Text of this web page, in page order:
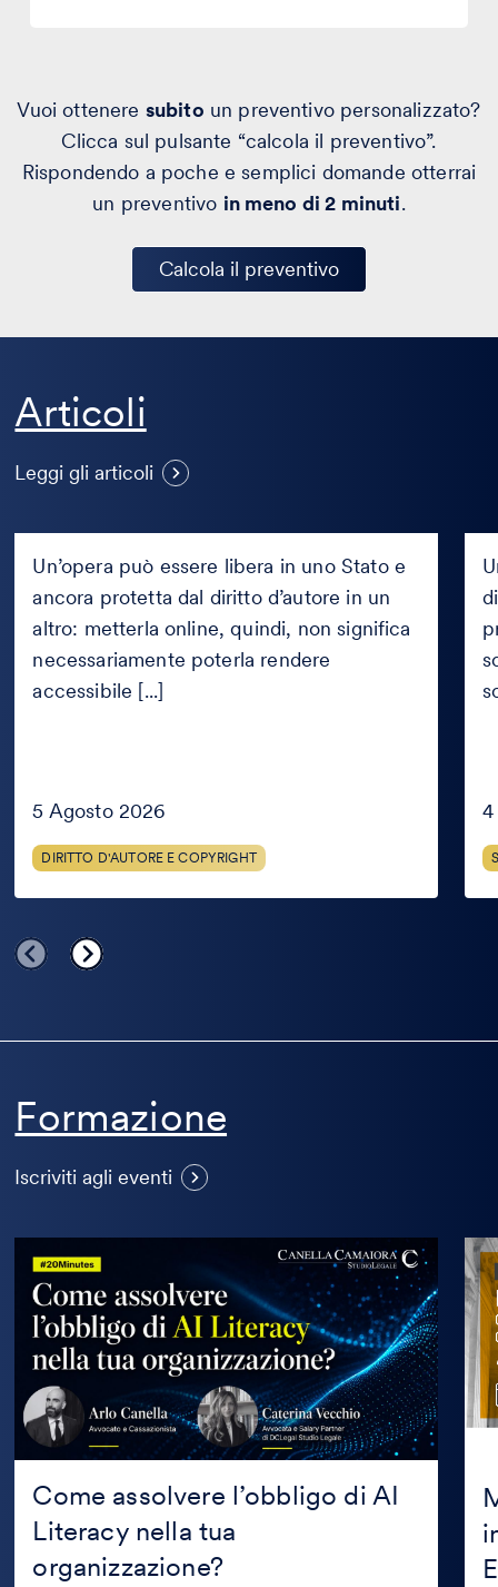
Vuoi ottenere subito un preventivo personalizzato?
Clicca sul pulsante “calcola il preventivo”.
Rispondendo a poche e semplici domande otterrai
un preventivo in meno di 2 minuti.
Calcola il preventivo
Articoli
Leggi gli articoli
Si può pubblicare online
un’opera se è in pubblico
dominio solo in alcuni Paesi?
può
pubblicare
online
un’opera
Paesi?
Un’opera può essere libera in uno Stato e
ancora protetta dal diritto d’autore in un
altro: metterla online, quindi, non significa
necessariamente poterla rendere
accessibile [...]
5 Agosto 2026
DIRITTO D'AUTORE E COPYRIGHT
un
per
Formazione
Iscriviti agli eventi
eventi
Come assolvere l’obbligo di AI
Literacy nella tua
organizzazione?
assolvere
l’obbligo
Literacy
nella
tua
organizzazione?
in
con